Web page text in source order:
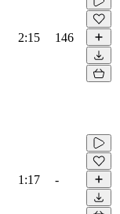
2:15 146
1:17 -